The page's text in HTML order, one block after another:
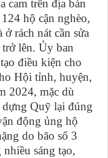
cam trên địa bàn
hộ cận nghèo,
rách nát cần sửa
lên. Ủy ban
điều kiện cho
Hội tỉnh, huyện,
2024, mặc dù
Quỹ lại đúng
động ủng hộ
do bão số 3
sáng tạo,